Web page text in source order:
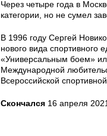
Через четыре года в
категории, но не сумел
В 1996 году Сергей
нового вида спортивного
«Универсальным боем»
Международной
Всероссийской
Скончался 16 апреля